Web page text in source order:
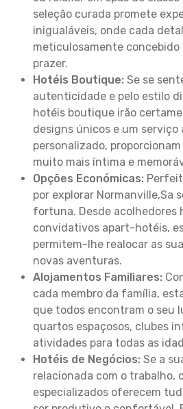
seleção curada promete
inigualáveis, onde cada
meticulosamente concebido
prazer.
Hotéis Boutique: Se se
autenticidade e pelo estilo
hotéis boutique irão
designs únicos e um
personalizado,
muito mais íntima e
Opções Económicas:
por explorar Normanville,Sa
fortuna. Desde acolhedores
convidativos apart-hotéis,
permitem-lhe realocar as
novas aventuras.
Alojamentos Familiares:
cada membro da família,
que todos encontram o seu
quartos espaçosos, clubes
atividades para todas as
Hotéis de Negócios: Se a
relacionada com o trabalho,
especializados oferecem